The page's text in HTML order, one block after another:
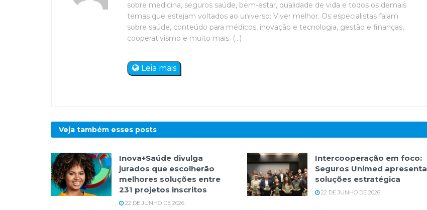
sobre medicina, seguros saúde, bem-estar, qualidade de vida e todos os demais
temas que estejam voltados ao universo: Viver melhor. Os especialistas falam
sobre saúde, conteúdo para médicos, inovação e tecnologia, gestão e finanças,
cooperativismo e muito mais. (...)
Leia mais
Veja também esses posts
Inova+Saúde divulga
jurados que escolherão
melhores soluções entre
231 projetos inscritos
22 DE JUNHO DE 2026
Intercooperação em foco:
Seguros Unimed apresenta
soluções estratégica
22 DE JUNHO DE 2026